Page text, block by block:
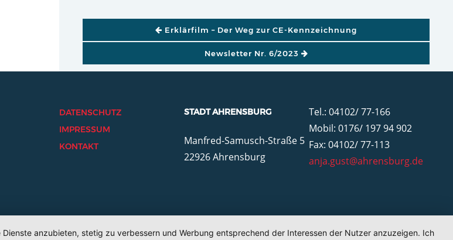
BEITRAGSNAVIGATION
Erklärfilm – Der Weg zur CE-Kennzeichnung
Newsletter Nr. 6/2023
DATENSCHUTZ
IMPRESSUM
KONTAKT
STADT AHRENSBURG
Manfred-Samusch-Straße 5
22926 Ahrensburg
Tel.: 04102/ 77-166
Mobil: 0176/ 197 94 902
Fax: 04102/ 77-113
anja.gust@ahrensburg.de
anzubieten, stetig zu verbessern und Werbung entsprechend der Interessen der Nutzer anzuzeigen. Ich